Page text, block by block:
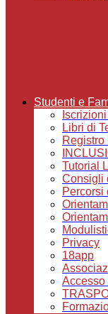
Studenti e
Libri di
Registro
Tutorial
Consigli
Percorsi
Privacy
18app
Accesso